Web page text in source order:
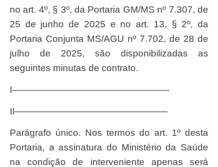
no art. 4º, § 3º, da Portaria GM/MS nº 7.307, de
25 de junho de 2025 e no art. 13, § 2º, da
Portaria Conjunta MS/AGU nº 7.702, de 28 de
julho de 2025, são disponibilizadas as
seguintes minutas de contrato.
I—————————————————
II————————————————–
Parágrafo único. Nos termos do art. 1º desta
Portaria, a assinatura do Ministério da Saúde
na condição de interveniente apenas será